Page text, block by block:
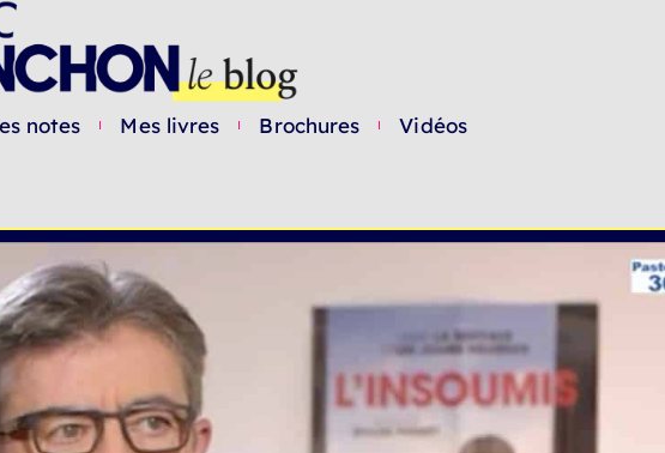
notes Mes livres Brochures Vidéos